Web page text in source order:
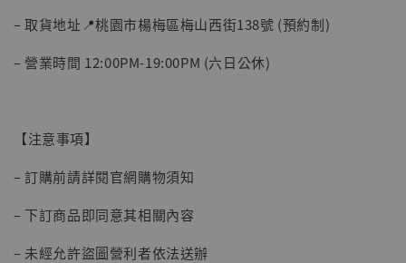
子彈飛 鵝城縣長 張麻子 [BK01]
NT$ 4,980
– 取貨地址📍桃園市楊梅區梅山西街138號 (預約制)
– 營業時間 12:00PM-19:00PM (六日公休)
【注意事項】
– 訂購前請詳閱官網購物須知
– 下訂商品即同意其相關內容
– 未經允許盜圖營利者依法送辦